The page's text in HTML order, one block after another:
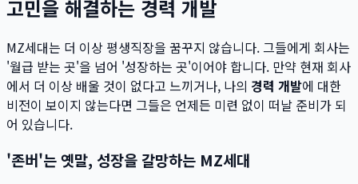
고민을 해결하는 경력 개발
MZ세대는 더 이상 평생직장을 꿈꾸지 않습니다. 그들에게 회사는
'월급 받는 곳'을 넘어 '성장하는 곳'이어야 합니다. 만약 현재 회사
에서 더 이상 배울 것이 없다고 느끼거나, 나의 경력 개발에 대한
비전이 보이지 않는다면 그들은 언제든 미련 없이 떠날 준비가 되
어 있습니다.
'존버'는 옛말, 성장을 갈망하는 MZ세대